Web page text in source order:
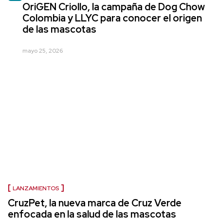
OriGEN Criollo, la campaña de Dog Chow
Colombia y LLYC para conocer el origen
de las mascotas
mayo 25, 2026
LANZAMIENTOS
CruzPet, la nueva marca de Cruz Verde
enfocada en la salud de las mascotas